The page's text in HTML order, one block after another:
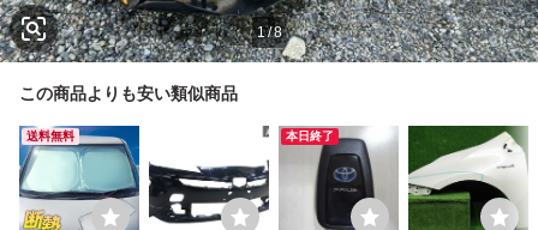
1/8
この商品よりも安い類似商品
送料無料 本日終了